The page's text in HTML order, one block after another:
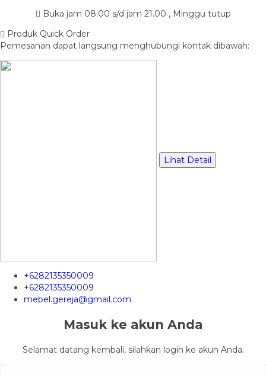
Buka jam 08.00 s/d jam 21.00 , Minggu tutup
Produk Quick Order
Pemesanan dapat langsung menghubungi kontak dibawah:
Lihat Detail
+6282135350009
+6282135350009
mebel.gereja@gmail.com
Masuk ke akun Anda
Selamat datang kembali, silahkan login ke akun Anda.